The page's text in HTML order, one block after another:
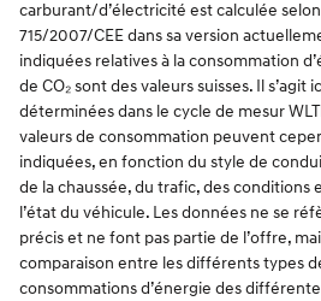
carburant/d’électricité est calculée
715/2007/CEE dans sa version
indiquées relatives à la consommation
de CO₂ sont des valeurs suisses. Il s’agit
déterminées dans le cycle de mesur
valeurs de consommation peuvent
indiquées, en fonction du style de
de la chaussée, du trafic, des conditions
l’état du véhicule. Les données ne se
précis et ne font pas partie de l’offre,
comparaison entre les différents types
consommations d’énergie des